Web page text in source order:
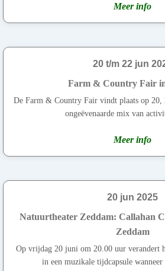
Meer info
20 t/m 22 jun
Farm & Country Fair
De Farm & Country Fair vindt plaats op 20,
ongeëvenaarde mix van
Meer info
20 jun 2025
Natuurtheater Zeddam: Callahan
Zeddam
Op vrijdag 20 juni om 20.00 uur verandert
in een muzikale tijdcapsule wanneer